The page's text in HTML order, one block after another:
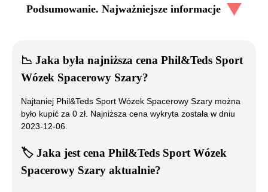
Podsumowanie. Najważniejsze informacje
📉 Jaka była najniższa cena Phil&Teds Sport
Wózek Spacerowy Szary?
Najtaniej Phil&Teds Sport Wózek Spacerowy Szary można
było kupić za 0 zł. Najniższa cena wykryta została w dniu
2023-12-06.
🏷️ Jaka jest cena Phil&Teds Sport Wózek
Spacerowy Szary aktualnie?